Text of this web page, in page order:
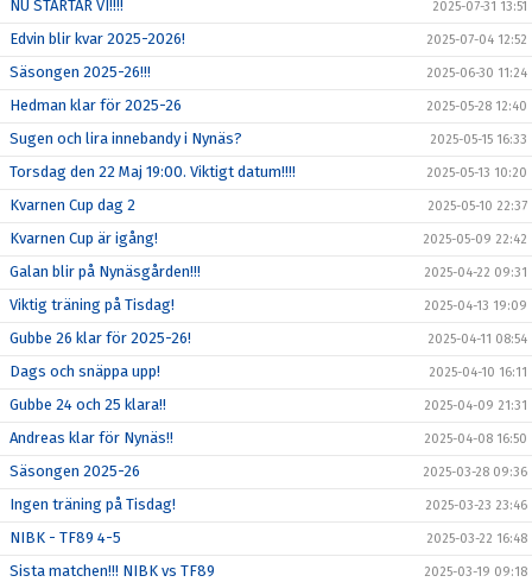
NU STARTAR VI!!!! 2025-07-31 13:51
Edvin blir kvar 2025-2026! 2025-07-04 12:52
Säsongen 2025-26!!! 2025-06-30 11:24
Hedman klar för 2025-26 2025-05-28 12:40
Sugen och lira innebandy i Nynäs? 2025-05-15 16:33
Torsdag den 22 Maj 19:00. Viktigt datum!!!! 2025-05-13 10:20
Kvarnen Cup dag 2 2025-05-10 22:37
Kvarnen Cup är igång! 2025-05-09 22:42
Galan blir på Nynäsgården!!! 2025-04-22 09:31
Viktig träning på Tisdag! 2025-04-13 19:09
Gubbe 26 klar för 2025-26! 2025-04-11 08:54
Dags och snäppa upp! 2025-04-10 16:11
Gubbe 24 och 25 klara!! 2025-04-09 21:31
Andreas klar för Nynäs!! 2025-04-08 16:50
Säsongen 2025-26 2025-03-28 09:36
Ingen träning på Tisdag! 2025-03-23 23:46
NIBK - TF89 4-5 2025-03-22 16:48
Sista matchen!!! NIBK vs TF89 2025-03-19 09:18